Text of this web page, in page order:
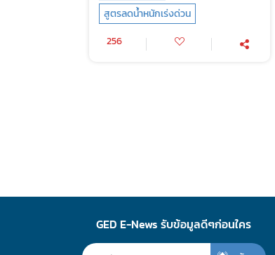
สูตรลดน้ำหนักเร่งด่วน
256
GED E-News รับข้อมูลดีๆก่อนใคร